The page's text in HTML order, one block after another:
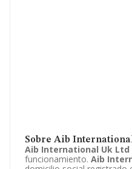
Sobre Aib
Aib International Uk Ltd
funcionamiento. Aib